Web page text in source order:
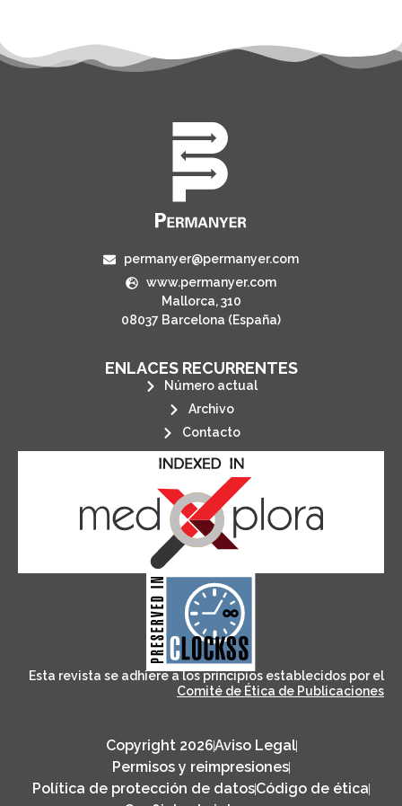
permanyer@permanyer.com
www.permanyer.com
Mallorca, 310
08037 Barcelona (España)
ENLACES RECURRENTES
Número actual
Archivo
Contacto
CLOCKSS is a dak archive that
ensures the long-term survival
of web-based scholary
publications, governed by and for
its stakeholders.
Esta revista se adhiere a los principios establecidos por el
Comité de Ética de Publicaciones
Copyright 2026Aviso Legal
Permisos y reimpresiones
Política de protección de datosCódigo de ética